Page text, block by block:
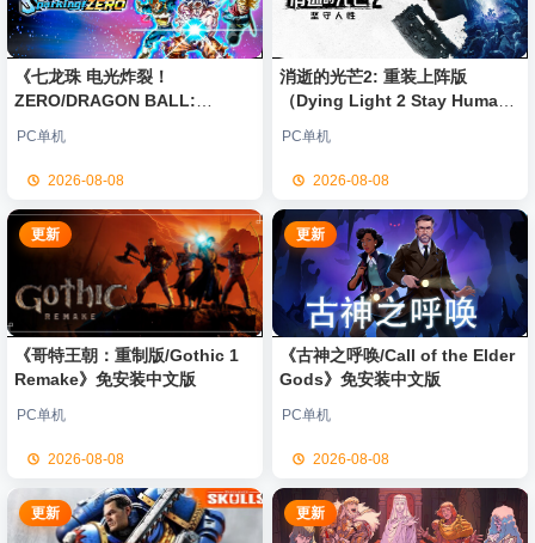
《七龙珠 电光炸裂！
ZERO/DRAGON BALL:
PC单机
2026-08-08
消逝的光芒2: 重装上阵版
（Dying Light 2 Stay Human:
PC单机
2026-08-08
更新
《哥特王朝：重制版/Gothic 1
Remake》免安装中文版
PC单机
2026-08-08
更新
《古神之呼唤/Call of the Elder
Gods》免安装中文版
PC单机
2026-08-08
更新 更新